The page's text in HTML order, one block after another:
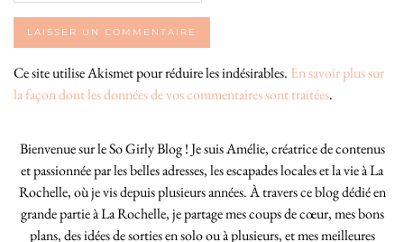
Ce site utilise Akismet pour réduire les indésirables. En savoir plus sur
la façon dont les données de vos commentaires sont traitées.
Bienvenue sur le So Girly Blog ! Je suis Amélie, créatrice de contenus
et passionnée par les belles adresses, les escapades locales et la vie à La
Rochelle, où je vis depuis plusieurs années. À travers ce blog dédié en
grande partie à La Rochelle, je partage mes coups de cœur, mes bons
plans, des idées de sorties en solo ou à plusieurs, et mes meilleures